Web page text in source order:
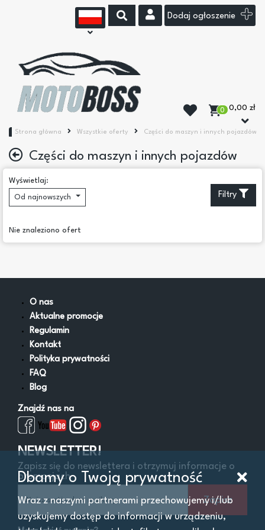
Dodaj ogłoszenie
0 0,00 zł
Strona główna Wszystkie oferty Części do maszyn i innych pojazdów
Części do maszyn i innych pojazdów
Podkategorie
Części
Wyposażenie
Cena Od:
Lokalizacja
Województwo
Oferta
Firma
Osoba prywatna
Wystawione w ciągu
Wyświetlaj:
Od najnowszych Filtry
Nie znaleziono ofert
O nas
Aktualne promocje
Regulamin
Kontakt
Polityka prywatności
FAQ
Blog
Znajdź nas na
NEWSLETTER!
Zapisz się do newslettera i otrzymuj informacje o
promocjach
Zapisz
Dbamy o Twoją prywatność
Wraz z naszymi partnerami przechowujemy i/lub
uzyskujemy dostęp do informacji w urządzeniu,